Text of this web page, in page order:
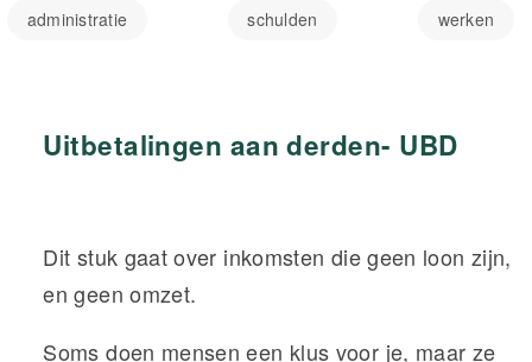
administratie schulden werken
Uitbetalingen aan derden- UBD
Dit stuk gaat over inkomsten die geen loon zijn,
en geen omzet.
Soms doen mensen een klus voor je, maar ze